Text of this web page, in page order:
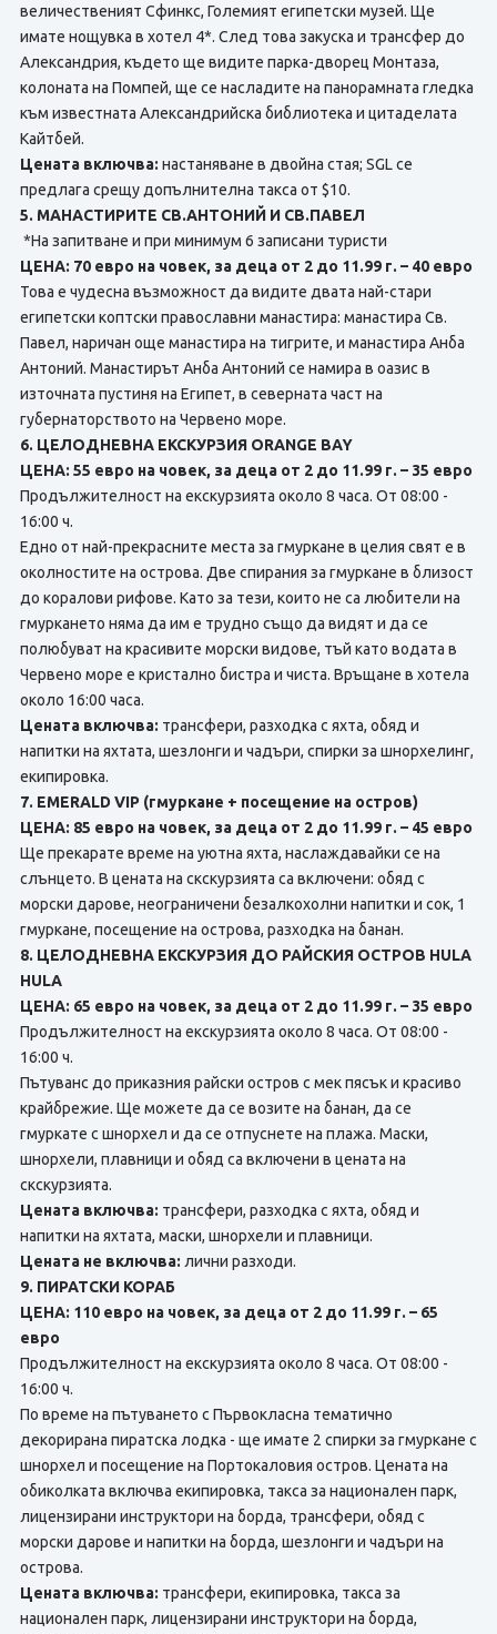
величественият Сфинкс, Големият египетски музей. Ще
имате нощувка в хотел 4*. След това закуска и трансфер до
Александрия, където ще видите парка-дворец Монтаза,
колоната на Помпей, ще се насладите на панорамната гледка
към известната Александрийска библиотека и цитаделата
Кайтбей.
Цената включва: настаняване в двойна стая; SGL се
предлага срещу допълнителна такса от $10.
5. МАНАСТИРИТЕ СВ.АНТОНИЙ И СВ.ПАВЕЛ
*На запитване и при минимум 6 записани туристи
ЦЕНА: 70 евро на човек, за деца от 2 до 11.99 г. – 40 евро
Това е чудесна възможност да видите двата най-стари
египетски коптски православни манастира: манастира Св.
Павел, наричан още манастира на тигрите, и манастира Анба
Антоний. Манастирът Анба Антоний се намира в оазис в
източната пустиня на Египет, в северната част на
губернаторството на Червено море.
6. ЦЕЛОДНЕВНА ЕКСКУРЗИЯ ORANGE BAY
ЦЕНА: 55 евро на човек, за деца от 2 до 11.99 г. – 35 евро
Продължителност на екскурзията около 8 часа. От 08:00 -
16:00 ч.
Едно от най-прекрасните места за гмуркане в целия свят е в
околностите на острова. Две спирания за гмуркане в близост
до коралови рифове. Като за тези, които не са любители на
гмуркането няма да им е трудно също да видят и да се
полюбуват на красивите морски видове, тъй като водата в
Червено море е кристално бистра и чиста. Връщане в хотела
около 16:00 часа.
Цената включва: трансфери, разходка с яхта, обяд и
напитки на яхтата, шезлонги и чадъри, спирки за шнорхелинг,
екипировка.
7. EMERALD VIP (гмуркане + посещение на остров)
ЦЕНА: 85 евро на човек, за деца от 2 до 11.99 г. – 45 евро
Ще прекарате време на уютна яхта, наслаждавайки се на
слънцето. В цената на скскурзията сa включени: обяд с
морски дарове, неограничени безалкохолни напитки и сок, 1
гмуркане, посещение на острова, разходка на банан.
8. ЦЕЛОДНЕВНА ЕКСКУРЗИЯ ДО РАЙСКИЯ ОСТРОВ HULA
HULA
ЦЕНА: 65 евро на човек, за деца от 2 до 11.99 г. – 35 евро
Продължителност на екскурзията около 8 часа. От 08:00 -
16:00 ч.
Пътуванс до приказния райски остров с мек пясък и красиво
крайбрежие. Ще можете да ce возите на банан, да ce
гмуркате с шнорхел и да ce отпуснете нa плажа. Маски,
шнорхели, плавници и обяд са включени в цената на
скскурзията.
Цената включва: трансфери, разходка с яхта, обяд и
напитки на яхтата, маски, шнорхели и плавници.
Цената не включва: лични разходи.
9. ПИРАТСКИ КОРАБ
ЦЕНА: 110 евро на човек, за деца от 2 до 11.99 г. – 65
евро
Продължителност на екскурзията около 8 часа. От 08:00 -
16:00 ч.
По време на пътуването с Първокласна тематично
декорирана пиратска лодка - ще имате 2 спирки за гмуркане с
шнорхел и посещение на Портокаловия остров. Цената на
обиколката включва екипировка, такса за национален парк,
лицензирани инструктори на борда, трансфери, обяд с
морски дарове и напитки на борда, шезлонги и чадъри на
острова.
Цената включва: трансфери, екипировка, такса за
национален парк, лицензирани инструктори на борда,